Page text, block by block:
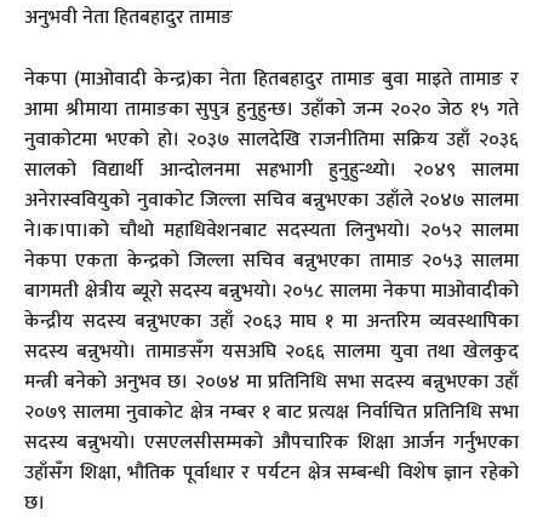
अनुभवी नेता हितबहादुर तामाङ
नेकपा (माओवादी केन्द्र)का नेता हितबहादुर तामाङ बुवा माइते तामाङ र
आमा श्रीमाया तामाङका सुपुत्र हुनुहुन्छ। उहाँको जन्म २०२० जेठ १५ गते
नुवाकोटमा भएको हो। २०३७ सालदेखि राजनीतिमा सक्रिय उहाँ २०३६
सालको विद्यार्थी आन्दोलनमा सहभागी हुनुहुन्थ्यो। २०४९ सालमा
अनेरास्ववियुको नुवाकोट जिल्ला सचिव बन्नुभएका उहाँले २०४७ सालमा
ने।क।पा।को चौथो महाधिवेशनबाट सदस्यता लिनुभयो। २०५२ सालमा
नेकपा एकता केन्द्रको जिल्ला सचिव बन्नुभएका तामाङ २०५३ सालमा
बागमती क्षेत्रीय ब्यूरो सदस्य बन्नुभयो। २०५८ सालमा नेकपा माओवादीको
केन्द्रीय सदस्य बन्नुभएका उहाँ २०६३ माघ १ मा अन्तरिम व्यवस्थापिका
सदस्य बन्नुभयो। तामाङसँग यसअघि २०६६ सालमा युवा तथा खेलकुद
मन्त्री बनेको अनुभव छ। २०७४ मा प्रतिनिधि सभा सदस्य बन्नुभएका उहाँ
२०७९ सालमा नुवाकोट क्षेत्र नम्बर १ बाट प्रत्यक्ष निर्वाचित प्रतिनिधि सभा
सदस्य बन्नुभयो। एसएलसीसम्मको औपचारिक शिक्षा आर्जन गर्नुभएका
उहाँसँग शिक्षा, भौतिक पूर्वाधार र पर्यटन क्षेत्र सम्बन्धी विशेष ज्ञान रहेको
छ।